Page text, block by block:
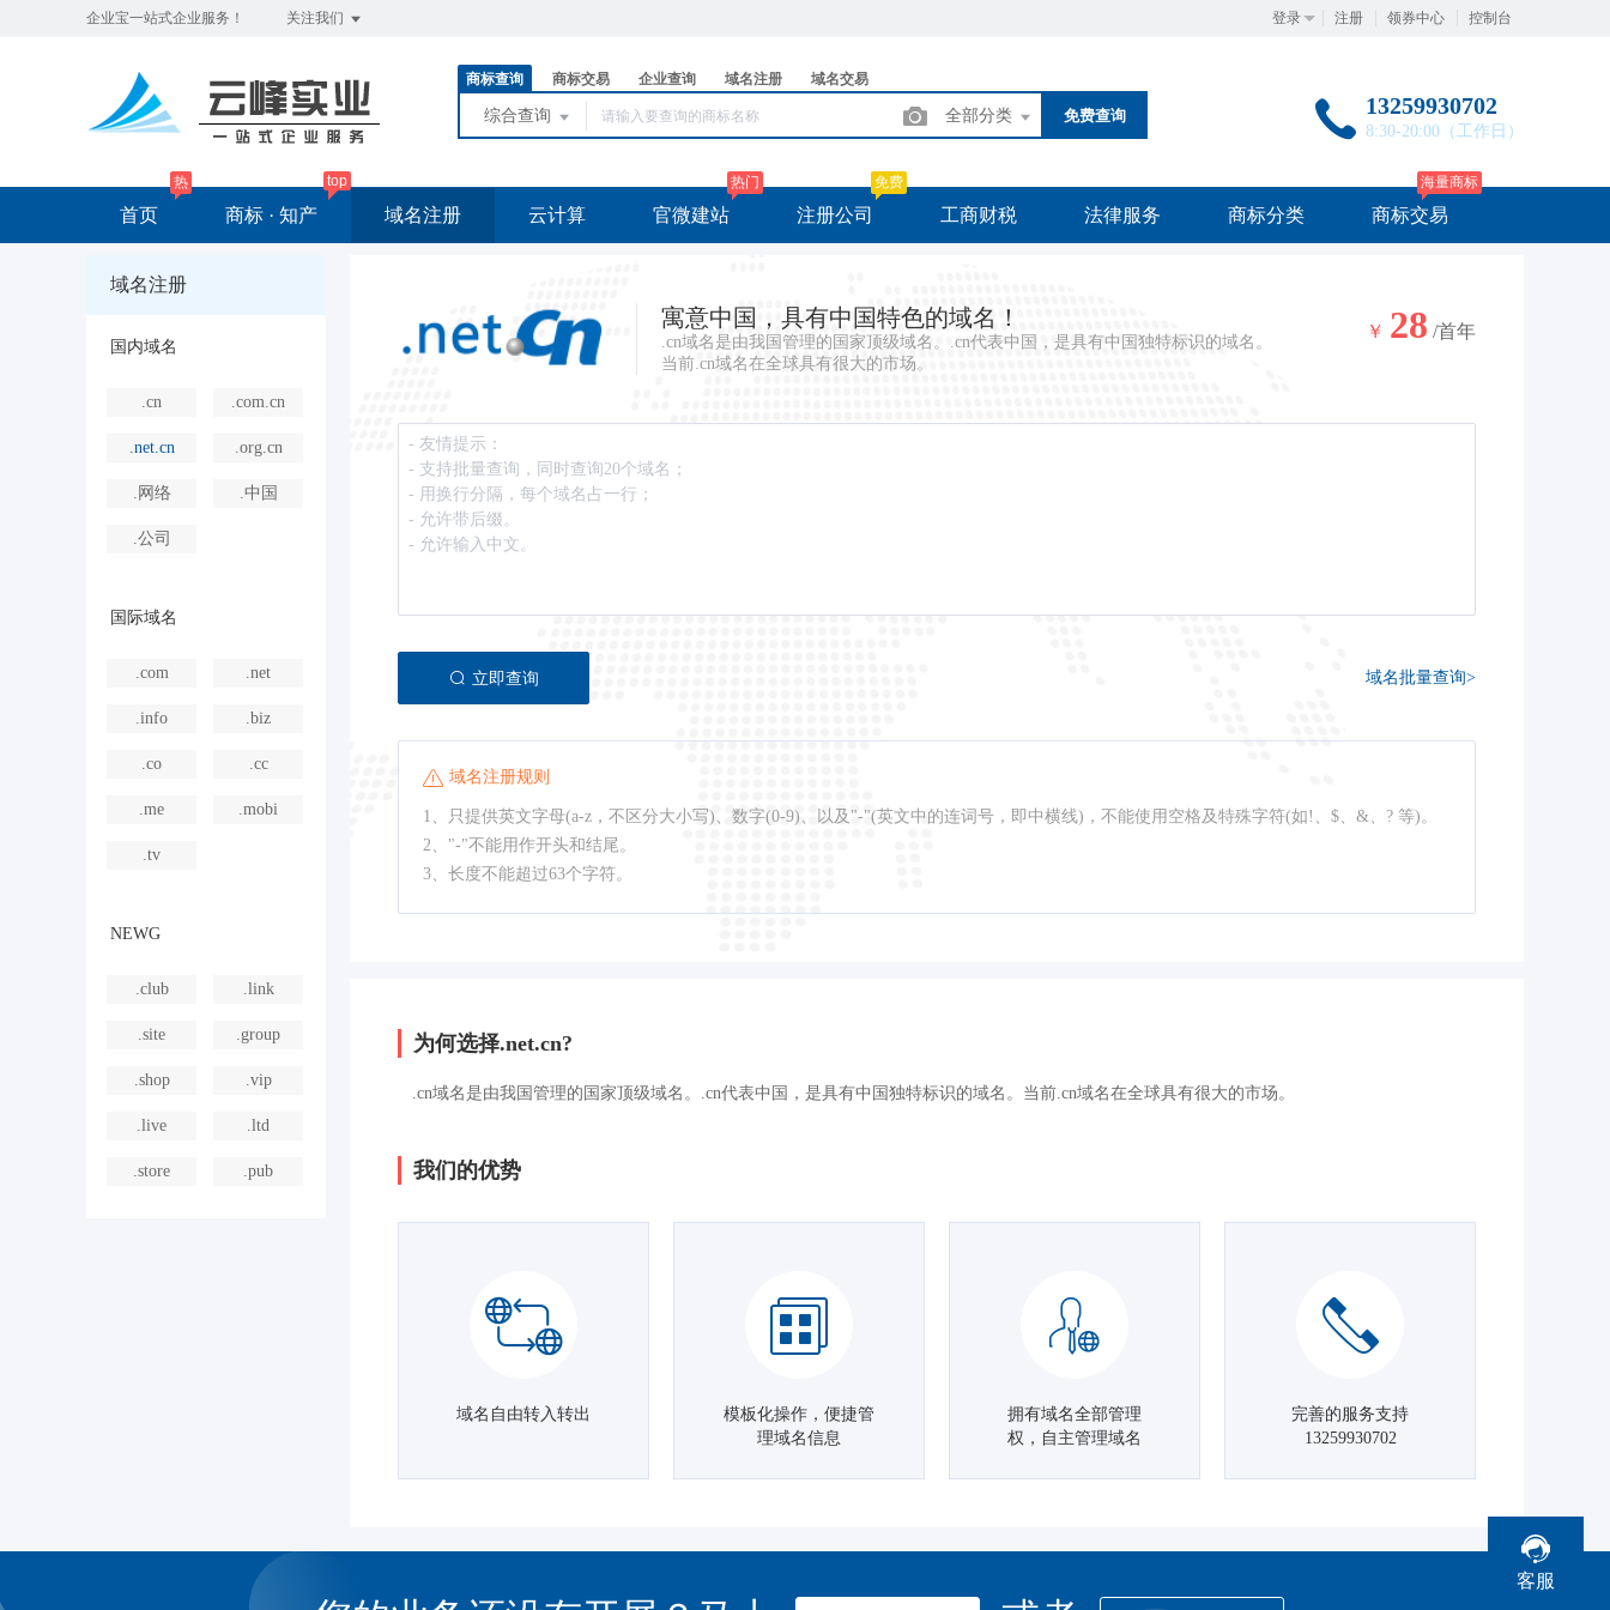
企业宝一站式企业服务！ 关注我们 登录 注册 领券中心 控制台
商标查询 商标交易 企业查询 域名注册 域名交易
综合查询 全部分类 免费查询 13259930702
8:30-20:00（工作日）
首页
热
商标 · 知产
top
域名注册 云计算 官微建站
热门
注册公司
免费
工商财税 法律服务 商标分类 商标交易
海量商标
域名注册
国内域名
.cn .com.cn
.net.cn .org.cn
.网络 .中国
.公司
国际域名
.com .net
.info .biz
.co .cc
.me .mobi
.tv
NEWG
.club .link
.site .group
.shop .vip
.live .ltd
.store .pub
寓意中国，具有中国特色的域名！
.cn域名是由我国管理的国家顶级域名。.cn代表中国，是具有中国独特标识的域名。
当前.cn域名在全球具有很大的市场。
￥ 28 /首年
立即查询 域名批量查询>
域名注册规则
1、只提供英文字母(a-z，不区分大小写)、数字(0-9)、以及"-"(英文中的连词号，即中横线)，不能使用空格及特殊字符(如!、$、&、? 等)。
2、"-"不能用作开头和结尾。
3、长度不能超过63个字符。
为何选择.net.cn?
.cn域名是由我国管理的国家顶级域名。.cn代表中国，是具有中国独特标识的域名。当前.cn域名在全球具有很大的市场。
我们的优势
域名自由转入转出
模板化操作，便捷管
理域名信息
拥有域名全部管理
权，自主管理域名
完善的服务支持
13259930702
客服